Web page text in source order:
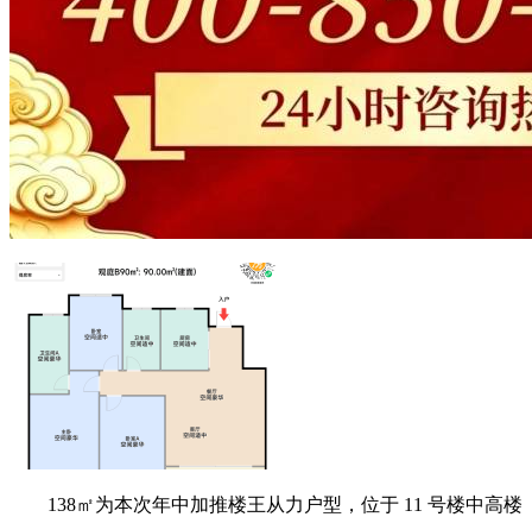
138㎡为本次年中加推楼王从力户型，位于 11 号楼中高楼